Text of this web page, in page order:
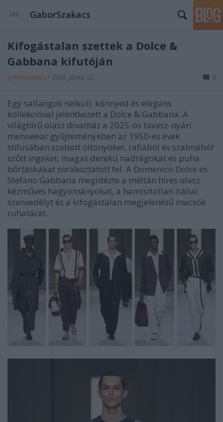
GaborSzakacs
Kifogástalan szettek a Dolce &
Gabbana kifutóján
gaborszakacs • 2024. június 22. 0
Egy sallangok nélküli, könnyed és elegáns
kollekcióval jelentkezett a Dolce & Gabbana. A
világhírű olasz divatház a 2025-ös tavasz-nyári
menswear gyűjteményében az 1950-es évek
stílusában szabott öltönyöket, rafiából és szalmából
szőtt ingeket, magas derekú nadrágokat és puha
bőrtáskákat sorakoztatott fel. A Domenico Dolce és
Stefano Gabbana megidézte a méltán híres olasz
kézműves hagyományokat, a hamisítatlan itáliai
szenvedélyt és a kifogástalan megjelenésű macsók
ruhatárát.